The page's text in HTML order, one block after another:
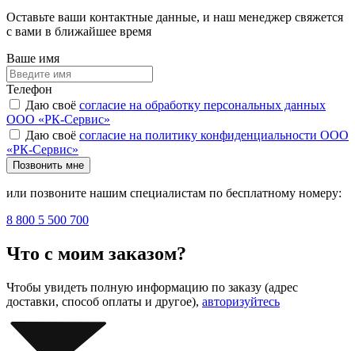
Оставьте ваши контактные данные, и наш менеджер свяжется
с вами в ближайшее время
Ваше имя
Телефон
Даю своё согласие на обработку персональных данных
ООО «РК-Сервис»
Даю своё согласие на политику конфиденциальности ООО
«РК-Сервис»
Позвонить мне
или позвоните нашим специалистам по бесплатному номеру:
8 800 5 500 700
Что с моим заказом?
Чтобы увидеть полную информацию по заказу (адрес
доставки, способ оплаты и другое), авторизуйтесь